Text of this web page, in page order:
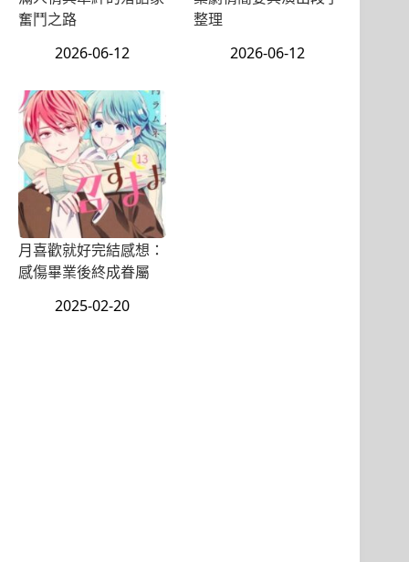
奮鬥之路
2026-06-12
整理
2026-06-12
月喜歡就好完結感想：
感傷畢業後終成眷屬
2025-02-20